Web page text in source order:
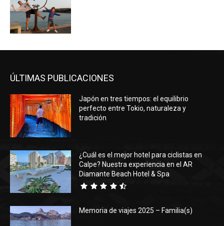
ÚLTIMAS PUBLICACIONES
Japón en tres tiempos: el equilibrio
perfecto entre Tokio, naturaleza y
tradición
¿Cuál es el mejor hotel para ciclistas en
Calpe? Nuestra experiencia en el AR
Diamante Beach Hotel & Spa
Memoria de viajes 2025 – Familia(s)